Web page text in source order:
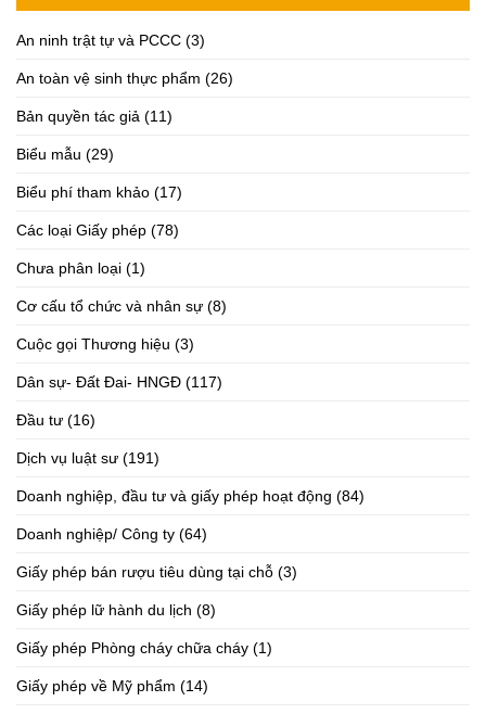
An ninh trật tự và PCCC (3)
An toàn vệ sinh thực phẩm (26)
Bản quyền tác giả (11)
Biểu mẫu (29)
Biểu phí tham khảo (17)
Các loại Giấy phép (78)
Chưa phân loại (1)
Cơ cấu tổ chức và nhân sự (8)
Cuộc gọi Thương hiệu (3)
Dân sự- Đất Đai- HNGĐ (117)
Đầu tư (16)
Dịch vụ luật sư (191)
Doanh nghiệp, đầu tư và giấy phép hoạt động (84)
Doanh nghiệp/ Công ty (64)
Giấy phép bán rượu tiêu dùng tại chỗ (3)
Giấy phép lữ hành du lịch (8)
Giấy phép Phòng cháy chữa cháy (1)
Giấy phép về Mỹ phẩm (14)